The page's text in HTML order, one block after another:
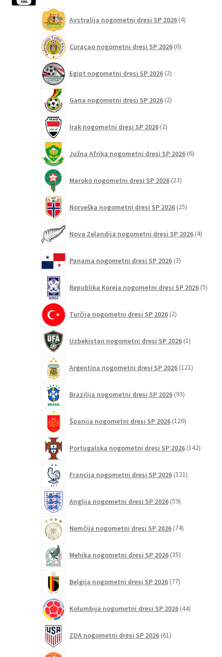
Avstralija nogometni dresi SP 2026 4izdelki
Curaçao nogometni dresi SP 2026 6izdelkov
Egipt nogometni dresi SP 2026 2izdelka
Gana nogometni dresi SP 2026 2izdelka
Irak nogometni dresi SP 2026 2izdelka
Južna Afrika nogometni dresi SP 2026 6izdelkov
Maroko nogometni dresi SP 2026 23izdelkov
Norveška nogometni dresi SP 2026 25izdelkov
Nova Zelandija nogometni dresi SP 2026 4izdelki
Panama nogometni dresi SP 2026 3izdelki
Republika Koreja nogometni dresi SP 2026 5
Turčija nogometni dresi SP 2026 2izdelka
Uzbekistan nogometni dresi SP 2026 1izdelek
Argentina nogometni dresi SP 2026 121izdelkov
Brazilija nogometni dresi SP 2026 93izdelkov
Španija nogometni dresi SP 2026 126izdelkov
Portugalska nogometni dresi SP 2026 142
Francija nogometni dresi SP 2026 121izdelkov
Anglija nogometni dresi SP 2026 59izdelkov
Nemčija nogometni dresi SP 2026 74izdelkov
Mehika nogometni dresi SP 2026 35izdelkov
Belgija nogometni dresi SP 2026 77izdelkov
Kolumbija nogometni dresi SP 2026 44izdelkov
ZDA nogometni dresi SP 2026 61izdelkov